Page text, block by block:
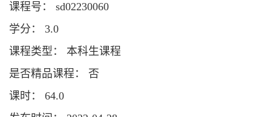
课程号： sd02230060
学分： 3.0
课程类型： 本科生课程
是否精品课程： 否
课时： 64.0